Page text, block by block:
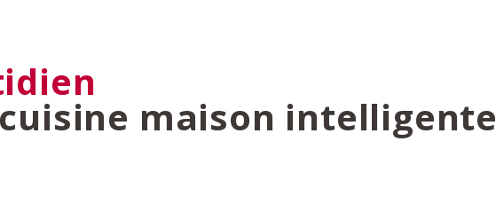
maison intelligente